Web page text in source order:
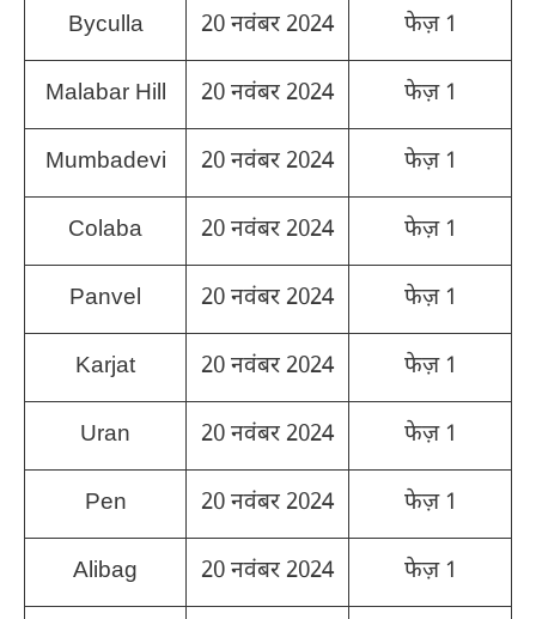
Byculla 20 नवंबर 2024 फेज़ 1
Malabar Hill 20 नवंबर 2024 फेज़ 1
Mumbadevi 20 नवंबर 2024 फेज़ 1
Colaba 20 नवंबर 2024 फेज़ 1
Panvel 20 नवंबर 2024 फेज़ 1
Karjat 20 नवंबर 2024 फेज़ 1
Uran 20 नवंबर 2024 फेज़ 1
Pen 20 नवंबर 2024 फेज़ 1
Alibag 20 नवंबर 2024 फेज़ 1